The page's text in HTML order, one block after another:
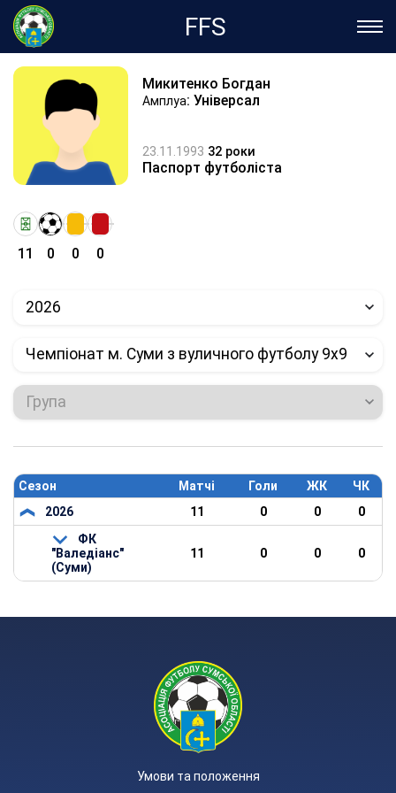
FFS
Микитенко Богдан
Амплуа: Універсал
23.11.1993 32 роки
Паспорт футболіста
11 0 0 0
2026
Чемпіонат м. Суми з вуличного футболу 9х9
Група
Сезон Матчі Голи ЖК
ЧК
2026
11 0 0
0
ФК
"Валедіанс"
(Суми)
11 0 0 0
Умови та положення